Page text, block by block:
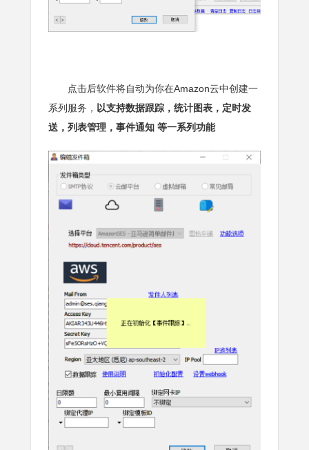
点击后软件将自动为你在Amazon云中创建一
系列服务， 以支持数据跟踪，统计图表，定时发
送，列表管理，事件通知 等一系列功能